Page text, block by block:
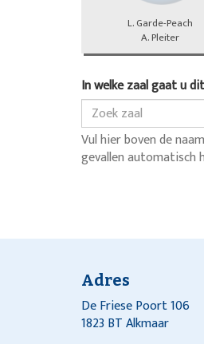
L. Garde-Peach
A. Pleiter
In welke zaal gaat u
Vul hier boven de
gevallen automatisch
Adres
De Friese Poort 106
1823 BT Alkmaar